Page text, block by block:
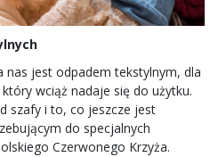
jest odpadem tekstylnym, dla
wciąż nadaje się do użytku.
szafy i to, co jeszcze jest
do specjalnych
Czerwonego Krzyża.